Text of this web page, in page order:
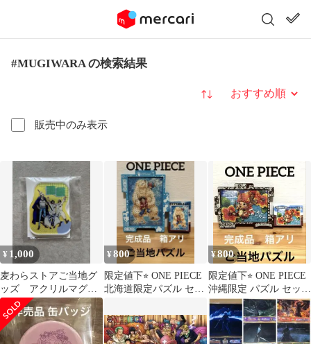
#MUGIWARA の検索結果
販売中のみ表示
並び替え
¥ 1,000
麦わらストアご当地グ
ッズ アクリルマグネ
ット／池袋店 ロー&
シャチ&ペンギン
¥800
限定値下⭐︎ ONE PIECE
北海道限定パズル セッ
¥800
限定値下⭐︎ ONE PIECE
沖縄限定 パズル セット
(完成品)